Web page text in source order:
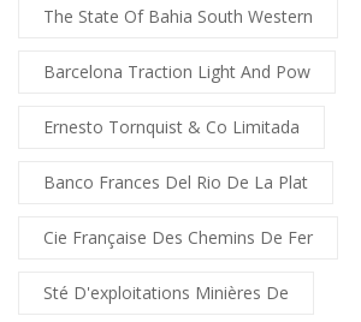
The State Of Bahia South Western
Barcelona Traction Light And Pow
Ernesto Tornquist & Co Limitada
Banco Frances Del Rio De La Plat
Cie Française Des Chemins De Fer
Sté D'exploitations Minières De